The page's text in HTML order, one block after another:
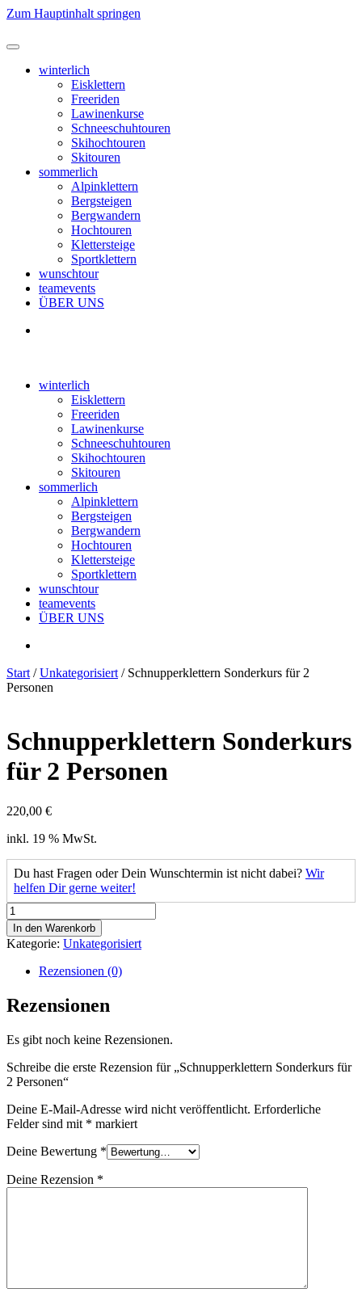
Zum Hauptinhalt springen
winterlich
Eisklettern
Freeriden
Lawinenkurse
Schneeschuhtouren
Skihochtouren
Skitouren
sommerlich
Alpinklettern
Bergsteigen
Bergwandern
Hochtouren
Klettersteige
Sportklettern
wunschtour
teamevents
ÜBER UNS
winterlich
Eisklettern
Freeriden
Lawinenkurse
Schneeschuhtouren
Skihochtouren
Skitouren
sommerlich
Alpinklettern
Bergsteigen
Bergwandern
Hochtouren
Klettersteige
Sportklettern
wunschtour
teamevents
ÜBER UNS
Start /Unkategorisiert / Schnupperklettern Sonderkurs für 2
Personen
Schnupperklettern Sonderkurs
für 2 Personen
220,00 €
inkl. 19 % MwSt.
Du hast Fragen oder Dein Wunschtermin ist nicht dabei? Wir
helfen Dir gerne weiter!
Schnupperklettern
Sonderkurs
für
2
Personen
Menge
In den Warenkorb
Kategorie: Unkategorisiert
Rezensionen (0)
Rezensionen
Es gibt noch keine Rezensionen.
Schreibe die erste Rezension für „Schnupperklettern Sonderkurs für
2 Personen“
Deine E-Mail-Adresse wird nicht veröffentlicht. Erforderliche
Felder sind mit * markiert
Deine Bewertung *
Deine Rezension *